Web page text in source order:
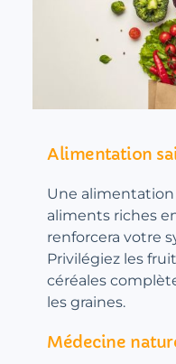
Alimentation
Une
aliments riches
renforcera votre
Privilégiez les
céréales
les graines.
Médecine